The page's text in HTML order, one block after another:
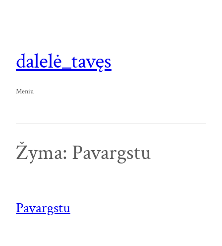
dalelė_tavęs
Meniu
Žyma: Pavargstu
Pavargstu